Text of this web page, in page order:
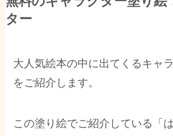
ター
大人気絵本の中に出てくるキャ
をご紹介します。
この塗り絵でご紹介している「